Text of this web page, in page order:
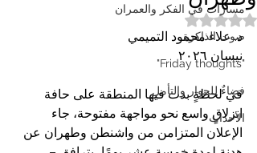
مسارات في الفكر والعمران
صوت الذاكرة
"Friday thoughts"
فضاءٌ للحوار والتأمل
الأحداث
تم التقييم بـ ليس رقمًا من أصل 5 نجوم.
د. علاء محمود التميمي
نيسان ٢٠٢٦
في لحظةٍ بدت فيها المنطقة على حافة
انزلاقٍ واسع نحو مواجهة مفتوحة، جاء
الإعلان المتزامن من واشنطن وطهران عن